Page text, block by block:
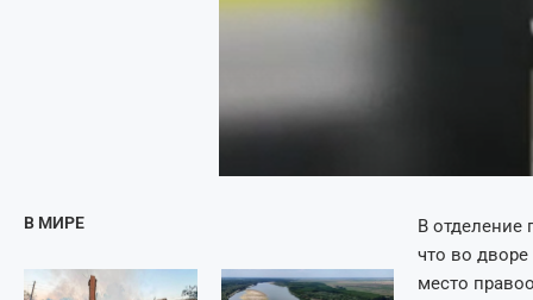
В МИРЕ
В отделение
что во
место